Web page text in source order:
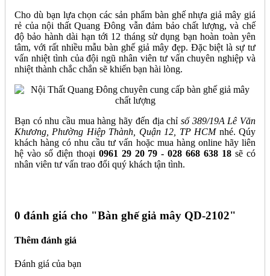
Cho dù bạn lựa chọn các sản phẩm bàn ghế nhựa giả mây giá
rẻ của nội thất Quang Đông vẫn đảm bảo chất lượng, và chế
độ bảo hành dài hạn tới 12 tháng sử dụng bạn hoàn toàn yên
tâm, với rất nhiều mẫu bàn ghế giả mây đẹp. Đặc biệt là sự tư
vấn nhiệt tình của đội ngũ nhân viên tư vấn chuyên nghiệp và
nhiệt thành chắc chắn sẽ khiến bạn hài lòng.
Bạn có nhu cầu mua hàng hãy đến địa chỉ số 389/19A Lê Văn
Khương, Phường Hiệp Thành, Quận 12, TP HCMnhé. Qúy
khách hàng có nhu cầu tư vấn hoặc mua hàng online hãy liên
hệ vào số điện thoại 0961 29 20 79 - 028 668 638 18 sẽ có
nhân viên tư vấn trao đổi quý khách tận tình.
0 đánh giá cho "Bàn ghế giả mây QD-2102"
Thêm đánh giá
Đánh giá của bạn